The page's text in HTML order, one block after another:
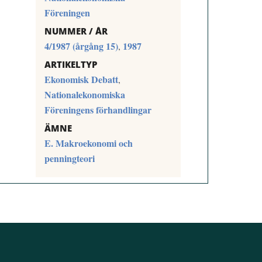
Föreningen
NUMMER / ÅR
4/1987 (årgång 15), 1987
ARTIKELTYP
Ekonomisk Debatt,
Nationalekonomiska
Föreningens förhandlingar
ÄMNE
E. Makroekonomi och
penningteori